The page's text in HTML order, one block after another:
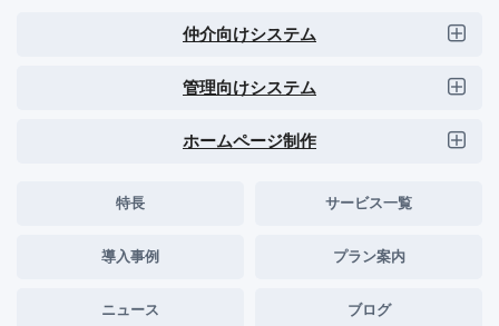
仲介向けシステム
管理向けシステム
ホームページ制作
特長 サービス一覧
導入事例 プラン案内
ニュース ブログ